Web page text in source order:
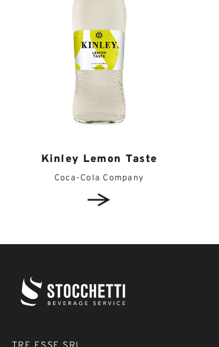
Kinley Lemon Taste
Coca-Cola Company